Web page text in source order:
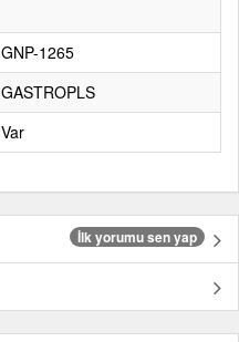
GNP-1265
GASTROPLS
Var
İlk yorumu sen yap